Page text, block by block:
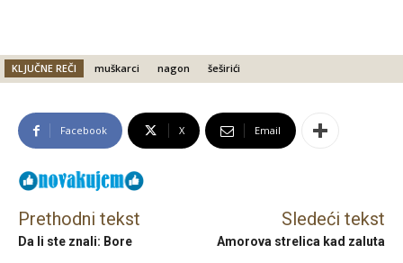
KLJUČNE REČI muškarci nagon šeširići
Facebook X Email
Prethodni tekst
Da li ste znali: Bore
Sledeći tekst
Amorova strelica kad zaluta